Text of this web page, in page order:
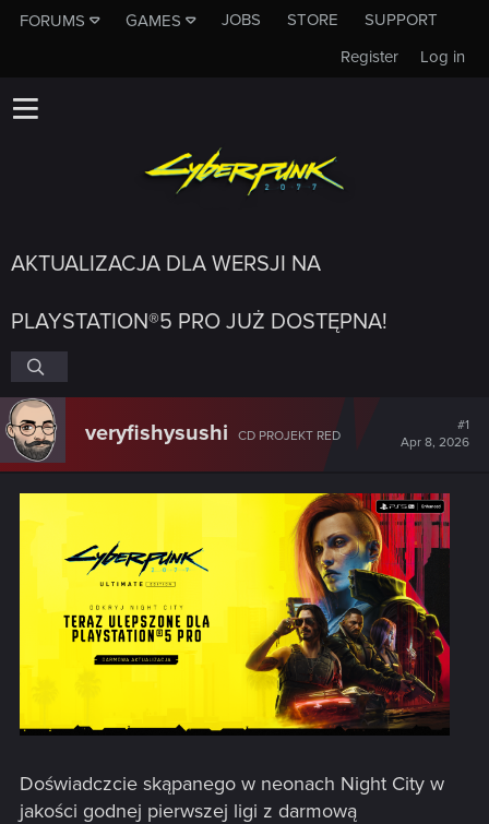
FORUMS GAMES JOBS STORE
SUPPORT
Log in
Register
AKTUALIZACJA DLA WERSJI NA
PLAYSTATION®5 PRO JUŻ DOSTĘPNA!
veryfishysushi CD PROJEKT RED
#1
Apr 8, 2026
Doświadczcie skąpanego w neonach Night City w
jakości godnej pierwszej ligi z darmową